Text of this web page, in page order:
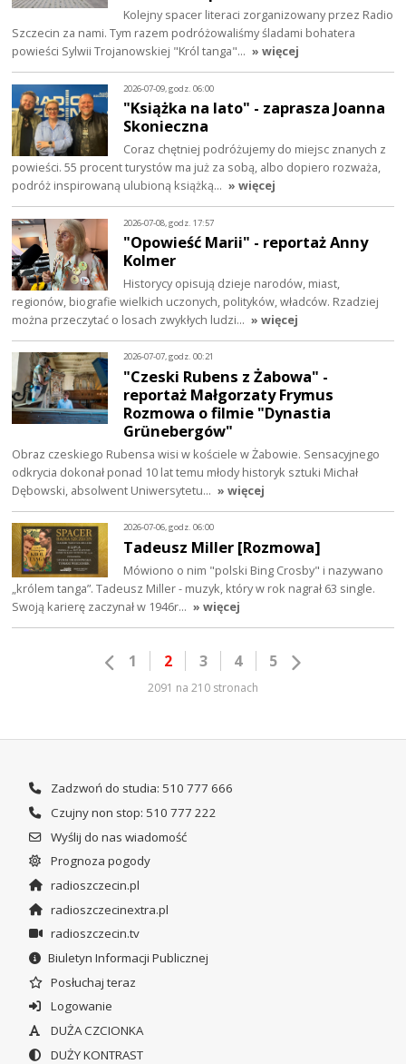
Kolejny spacer literaci zorganizowany przez Radio
Szczecin za nami. Tym razem podróżowaliśmy śladami bohatera
powieści Sylwii Trojanowskiej "Król tanga"… » więcej
2026-07-09, godz. 06:00
"Książka na lato" - zaprasza Joanna
Skonieczna
Coraz chętniej podróżujemy do miejsc znanych z
powieści. 55 procent turystów ma już za sobą, albo dopiero rozważa,
podróż inspirowaną ulubioną książką… » więcej
2026-07-08, godz. 17:57
"Opowieść Marii" - reportaż Anny
Kolmer
Historycy opisują dzieje narodów, miast,
regionów, biografie wielkich uczonych, polityków, władców. Rzadziej
można przeczytać o losach zwykłych ludzi… » więcej
2026-07-07, godz. 00:21
"Czeski Rubens z Żabowa" -
reportaż Małgorzaty Frymus
Rozmowa o filmie "Dynastia
Grünebergów"
Obraz czeskiego Rubensa wisi w kościele w Żabowie. Sensacyjnego
odkrycia dokonał ponad 10 lat temu młody historyk sztuki Michał
Dębowski, absolwent Uniwersytetu… » więcej
2026-07-06, godz. 06:00
Tadeusz Miller [Rozmowa]
Mówiono o nim "polski Bing Crosby" i nazywano
„królem tanga”. Tadeusz Miller - muzyk, który w rok nagrał 63 single.
Swoją karierę zaczynał w 1946r… » więcej
1 2 3 4 5
2091 na 210 stronach
Zadzwoń do studia: 510 777 666
Czujny non stop: 510 777 222
Wyślij do nas wiadomość
Prognoza pogody
radioszczecin.pl
radioszczecinextra.pl
radioszczecin.tv
Biuletyn Informacji Publicznej
Posłuchaj teraz
Logowanie
DUŻA CZCIONKA
DUŻY KONTRAST